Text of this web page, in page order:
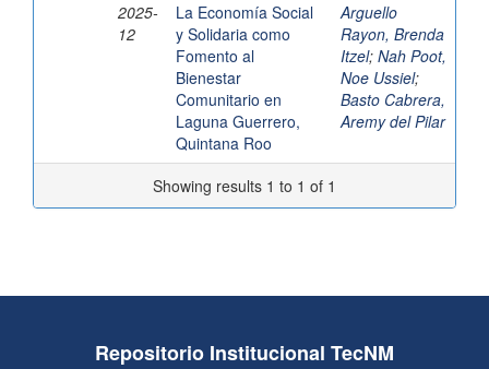
2025-
12
La Economía Social
y Solidaria como
Fomento al
Bienestar
Comunitario en
Laguna Guerrero,
Quintana Roo
Arguello
Rayon, Brenda
Itzel; Nah Poot,
Noe Ussiel;
Basto Cabrera,
Aremy del Pilar
Showing results 1 to 1 of 1
Repositorio Institucional TecNM